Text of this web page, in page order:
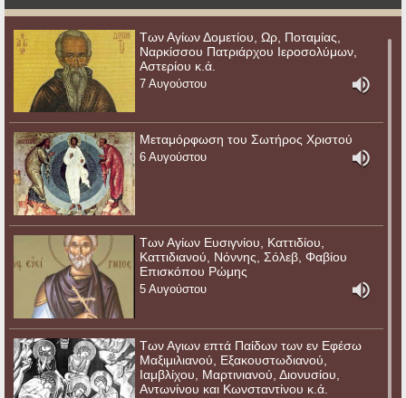
Των Αγίων Δομετίου, Ωρ, Ποταμίας,
Ναρκίσσου Πατριάρχου Ιεροσολύμων,
Αστερίου κ.ά.
7 Αυγούστου
Μεταμόρφωση του Σωτήρος Χριστού
6 Αυγούστου
Των Αγίων Ευσιγνίου, Καττιδίου,
Καττιδιανού, Νόννης, Σόλεβ, Φαβίου
Επισκόπου Ρώμης
5 Αυγούστου
Των Αγιων επτά Παίδων των εν Εφέσω
Μαξιμιλιανού, Εξακουστωδιανού,
Ιαμβλίχου, Μαρτινιανού, Διονυσίου,
Αντωνίνου και Κωνσταντίνου κ.ά.